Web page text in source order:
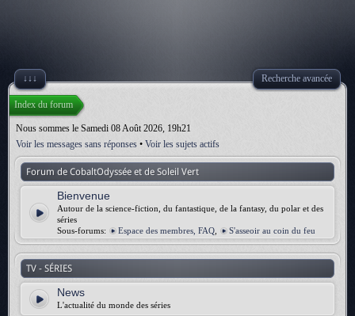
↓↓↓ Recherche avancée
Index du forum
Nous sommes le Samedi 08 Août 2026, 19h21
Voir les messages sans réponses • Voir les sujets actifs
Forum de CobaltOdyssée et de Soleil Vert
Bienvenue
Autour de la science-fiction, du fantastique, de la fantasy, du polar et des
séries
Sous-forums:
Espace des membres, FAQ S'asseoir au coin du feu
TV - SÉRIES
News
L'actualité du monde des séries